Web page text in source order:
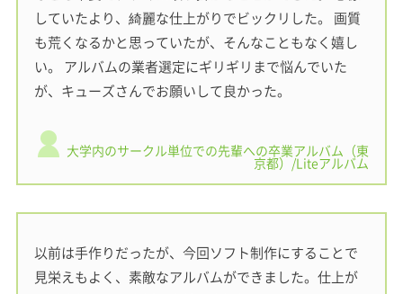
していたより、綺麗な仕上がりでビックリした。 画質
も荒くなるかと思っていたが、そんなこともなく嬉し
い。 アルバムの業者選定にギリギリまで悩んでいた
が、キューズさんでお願いして良かった。
大学内のサークル単位での先輩への卒業アルバム（東
京都）/Liteアルバム
以前は手作りだったが、今回ソフト制作にすることで
見栄えもよく、素敵なアルバムができました。仕上が